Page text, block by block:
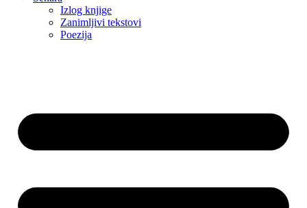
Izlog knjige
Zanimljivi tekstovi
Poezija